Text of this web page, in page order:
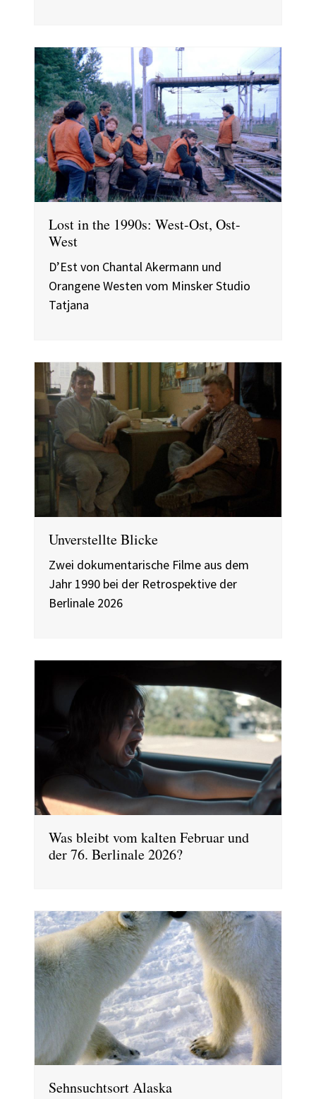
Lost in the 1990s: West-Ost, Ost-
West
D’Est von Chantal Akermann und
Orangene Westen vom Minsker Studio
Tatjana
Unverstellte Blicke
Zwei dokumentarische Filme aus dem
Jahr 1990 bei der Retrospektive der
Berlinale 2026
Was bleibt vom kalten Februar und
der 76. Berlinale 2026?
Sehnsuchtsort Alaska